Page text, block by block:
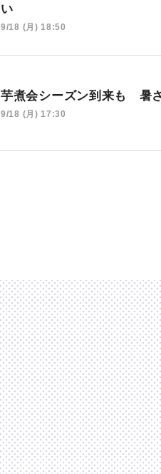
い
9/18 (月) 18:50
芋煮会シーズン到来も 暑
9/18 (月) 17:30